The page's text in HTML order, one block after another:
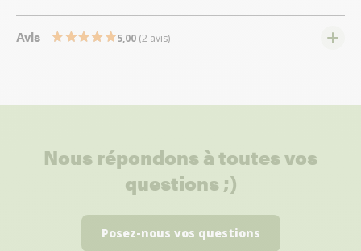
Avis 5,00 (2 avis)
Nous répondons à toutes vos
questions ;)
Posez-nous vos questions